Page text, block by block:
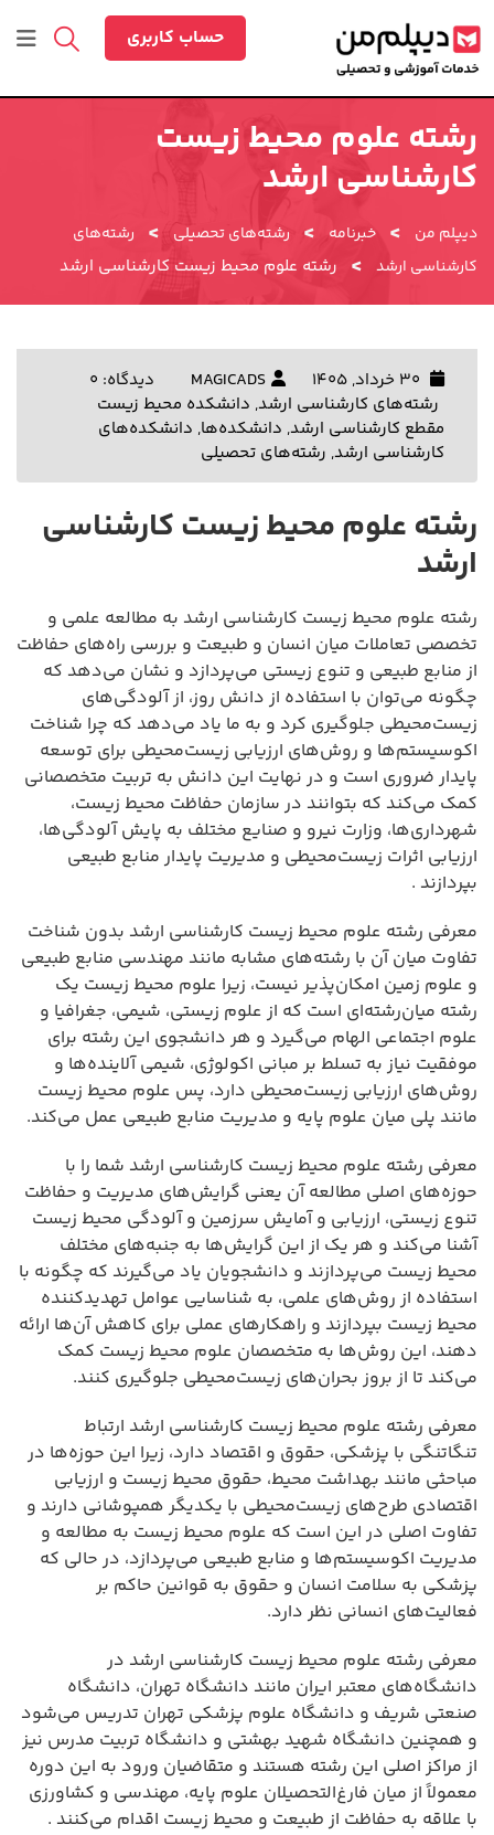
به
محتوا
حساب کاربری
رشته علوم محیط زیست
کارشناسی ارشد
دیپلم من > خبرنامه > رشته‌های تحصیلی >
رشته‌های
کارشناسی ارشد > رشته علوم محیط زیست کارشناسی ارشد
MAGICADS
دیدگاه: 0
رشته‌های کارشناسی ارشد, دانشکده محیط زیست
مقطع کارشناسی ارشد, دانشکده‌ها, دانشکده‌های
کارشناسی ارشد, رشته‌های تحصیلی
رشته علوم محیط زیست کارشناسی
ارشد
رشته علوم محیط زیست کارشناسی ارشد به مطالعه علمی و
تخصصی تعاملات میان انسان و طبیعت و بررسی راه‌های حفاظت
از منابع طبیعی و تنوع زیستی می‌پردازد و نشان می‌دهد که
چگونه می‌توان با استفاده از دانش روز، از آلودگی‌های
زیست‌محیطی جلوگیری کرد و به ما یاد می‌دهد که چرا شناخت
اکوسیستم‌ها و روش‌های ارزیابی زیست‌محیطی برای توسعه
پایدار ضروری است و در نهایت این دانش به تربیت متخصصانی
کمک می‌کند که بتوانند در سازمان حفاظت محیط زیست،
شهرداری‌ها، وزارت نیرو و صنایع مختلف به پایش آلودگی‌ها،
ارزیابی اثرات زیست‌محیطی و مدیریت پایدار منابع طبیعی
بپردازند .
معرفی رشته علوم محیط زیست کارشناسی ارشد بدون شناخت
تفاوت میان آن با رشته‌های مشابه مانند مهندسی منابع طبیعی
و علوم زمین امکان‌پذیر نیست، زیرا علوم محیط زیست یک
رشته میان‌رشته‌ای است که از علوم زیستی، شیمی، جغرافیا و
علوم اجتماعی الهام می‌گیرد و هر دانشجوی این رشته برای
موفقیت نیاز به تسلط بر مبانی اکولوژی، شیمی آلاینده‌ها و
روش‌های ارزیابی زیست‌محیطی دارد، پس علوم محیط زیست
مانند پلی میان علوم پایه و مدیریت منابع طبیعی عمل می‌کند.
معرفی رشته علوم محیط زیست کارشناسی ارشد شما را با
حوزه‌های اصلی مطالعه آن یعنی گرایش‌های مدیریت و حفاظت
تنوع زیستی، ارزیابی و آمایش سرزمین و آلودگی محیط زیست
آشنا می‌کند و هر یک از این گرایش‌ها به جنبه‌های مختلف
محیط زیست می‌پردازند و دانشجویان یاد می‌گیرند که چگونه با
استفاده از روش‌های علمی، به شناسایی عوامل تهدیدکننده
محیط زیست بپردازند و راهکارهای عملی برای کاهش آن‌ها ارائه
دهند، این روش‌ها به متخصصان علوم محیط زیست کمک
می‌کند تا از بروز بحران‌های زیست‌محیطی جلوگیری کنند.
معرفی رشته علوم محیط زیست کارشناسی ارشد ارتباط
تنگاتنگی با پزشکی، حقوق و اقتصاد دارد، زیرا این حوزه‌ها در
مباحثی مانند بهداشت محیط، حقوق محیط زیست و ارزیابی
اقتصادی طرح‌های زیست‌محیطی با یکدیگر همپوشانی دارند و
تفاوت اصلی در این است که علوم محیط زیست به مطالعه و
مدیریت اکوسیستم‌ها و منابع طبیعی می‌پردازد، در حالی که
پزشکی به سلامت انسان و حقوق به قوانین حاکم بر
فعالیت‌های انسانی نظر دارد.
معرفی رشته علوم محیط زیست کارشناسی ارشد در
دانشگاه‌های معتبر ایران مانند دانشگاه تهران، دانشگاه
صنعتی شریف و دانشگاه علوم پزشکی تهران تدریس می‌شود
و همچنین دانشگاه شهید بهشتی و دانشگاه تربیت مدرس نیز
از مراکز اصلی این رشته هستند و متقاضیان ورود به این دوره
معمولاً از میان فارغ‌التحصیلان علوم پایه، مهندسی و کشاورزی
با علاقه به حفاظت از طبیعت و محیط زیست اقدام می‌کنند .